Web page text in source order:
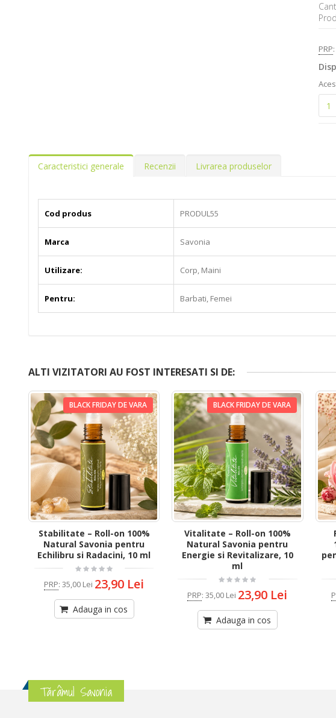
PRP:
Caracteristici generale Recenzii Livrarea produselor
Cod produs PRODUL55
Marca Savonia
Utilizare: Corp, Maini
Pentru: Barbati, Femei
ALTI VIZITATORI AU FOST INTERESATI SI DE:
BLACK FRIDAY DE VARA
Stabilitate – Roll-on 100%
Natural Savonia pentru
Echilibru si Radacini, 10 ml
PRP:35,00 Lei 23,90 Lei
Adauga in cos
BLACK FRIDAY DE VARA
Vitalitate – Roll-on 100%
Natural Savonia pentru
Energie si Revitalizare, 10
ml
PRP:35,00 Lei 23,90 Lei
Adauga in cos
Tărâmul Savonia